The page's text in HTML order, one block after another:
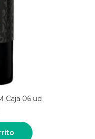
Caja 06 ud